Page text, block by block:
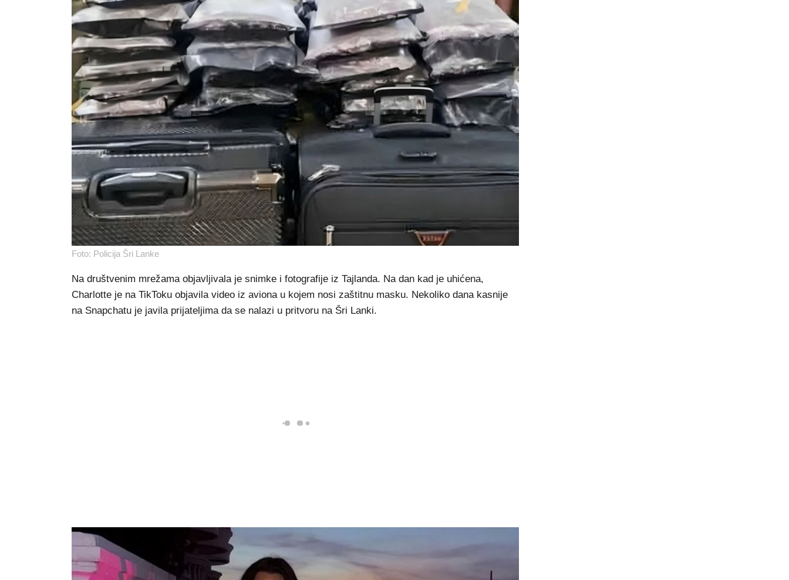
Foto: Policija Šri Lanke
Na društvenim mrežama objavljivala je snimke i fotografije iz Tajlanda. Na dan kad je uhićena,
Charlotte je na TikToku objavila video iz aviona u kojem nosi zaštitnu masku. Nekoliko dana kasnije
na Snapchatu je javila prijateljima da se nalazi u pritvoru na Šri Lanki.